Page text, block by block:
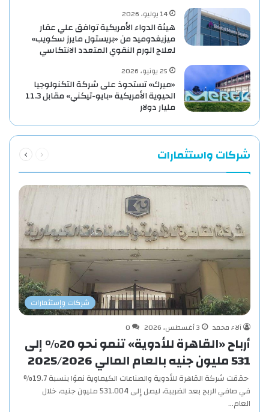
14 يوليو، 2026
هيئة الدواء الأمريكية توافق علي عقار
ميزيغدوميد من «بريستول مايرز سكويب»
لعلاج الورم النقوي المتعدد الانتكاسي
25 يونيو، 2026
«ميرك» تستحوذ على شركة التكنولوجيا
الحيوية الأمريكية «بايو-تيكني» مقابل 11.3
مليار دولار
شركات واستثمارات الصفحةالصفحة
شركات وإستثمارات
آلاء محمد
3 أغسطس، 2026 0
أرباح «القاهرة للأدوية» تنمو نحو 20% إلى
531 مليون جنيه بالعام المالي 2025/2026
حققت شركة القاهرة للأدوية والصناعات الكيماوية نموًا بنسبة 19.7%
في صافي الربح بعد الضريبة، ليصل إلى 531.004 مليون جنيه، خلال
العام…